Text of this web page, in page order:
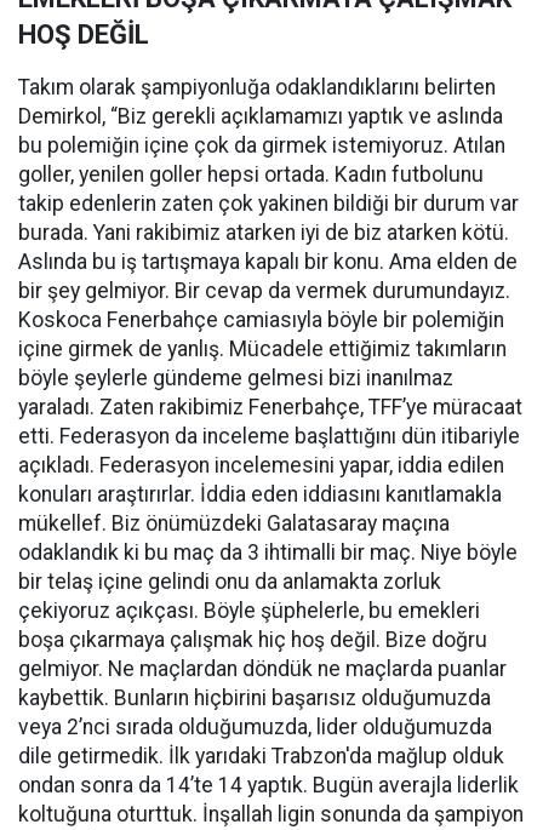
HOŞ DEĞİL
Takım olarak şampiyonluğa odaklandıklarını belirten
Demirkol, “Biz gerekli açıklamamızı yaptık ve aslında
bu polemiğin içine çok da girmek istemiyoruz. Atılan
goller, yenilen goller hepsi ortada. Kadın futbolunu
takip edenlerin zaten çok yakinen bildiği bir durum var
burada. Yani rakibimiz atarken iyi de biz atarken kötü.
Aslında bu iş tartışmaya kapalı bir konu. Ama elden de
bir şey gelmiyor. Bir cevap da vermek durumundayız.
Koskoca Fenerbahçe camiasıyla böyle bir polemiğin
içine girmek de yanlış. Mücadele ettiğimiz takımların
böyle şeylerle gündeme gelmesi bizi inanılmaz
yaraladı. Zaten rakibimiz Fenerbahçe, TFF’ye müracaat
etti. Federasyon da inceleme başlattığını dün itibariyle
açıkladı. Federasyon incelemesini yapar, iddia edilen
konuları araştırırlar. İddia eden iddiasını kanıtlamakla
mükellef. Biz önümüzdeki Galatasaray maçına
odaklandık ki bu maç da 3 ihtimalli bir maç. Niye böyle
bir telaş içine gelindi onu da anlamakta zorluk
çekiyoruz açıkçası. Böyle şüphelerle, bu emekleri
boşa çıkarmaya çalışmak hiç hoş değil. Bize doğru
gelmiyor. Ne maçlardan döndük ne maçlarda puanlar
kaybettik. Bunların hiçbirini başarısız olduğumuzda
veya 2’nci sırada olduğumuzda, lider olduğumuzda
dile getirmedik. İlk yarıdaki Trabzon'da mağlup olduk
ondan sonra da 14’te 14 yaptık. Bugün averajla liderlik
koltuğuna oturttuk. İnşallah ligin sonunda da şampiyon